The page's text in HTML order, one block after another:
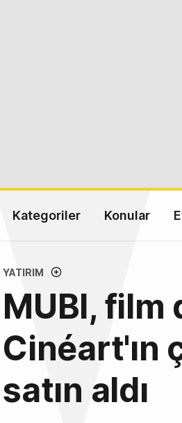
Kategoriler Konular
YATIRIM
MUBI, film
Cinéart'ın
satın aldı